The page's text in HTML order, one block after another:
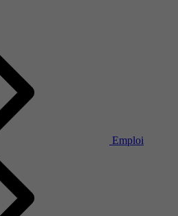
Emploi